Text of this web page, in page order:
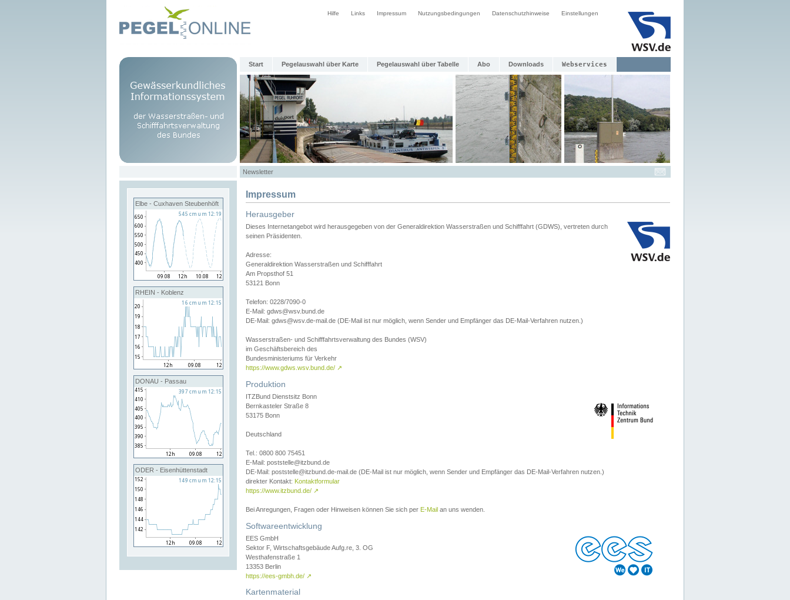
Hilfe Links Impressum Nutzungsbedingungen Datenschutzhinweise Einstellungen
Start Pegelauswahl über Karte Pegelauswahl über Tabelle Abo Downloads Webservices
Newsletter
Elbe - Cuxhaven Steubenhöft
RHEIN - Koblenz
DONAU - Passau
ODER - Eisenhüttenstadt
Impressum
Herausgeber
Dieses Internetangebot wird herausgegeben von der Generaldirektion Wasserstraßen und Schifffahrt (GDWS), vertreten durch
seinen Präsidenten.
Adresse:
Generaldirektion Wasserstraßen und Schifffahrt
Am Propsthof 51
53121 Bonn
Telefon: 0228/7090-0
E-Mail: gdws@wsv.bund.de
DE-Mail: gdws@wsv.de-mail.de (DE-Mail ist nur möglich, wenn Sender und Empfänger das DE-Mail-Verfahren nutzen.)
Wasserstraßen- und Schifffahrtsverwaltung des Bundes (WSV)
im Geschäftsbereich des
Bundesministeriums für Verkehr
https://www.gdws.wsv.bund.de/ ↗
Produktion
ITZBund Dienstsitz Bonn
Bernkasteler Straße 8
53175 Bonn
Deutschland
Tel.: 0800 800 75451
E-Mail: poststelle@itzbund.de
DE-Mail: poststelle@itzbund.de-mail.de (DE-Mail ist nur möglich, wenn Sender und Empfänger das DE-Mail-Verfahren nutzen.)
direkter Kontakt: Kontaktformular
https://www.itzbund.de/ ↗
Bei Anregungen, Fragen oder Hinweisen können Sie sich per E-Mail an uns wenden.
Softwareentwicklung
EES GmbH
Sektor F, Wirtschaftsgebäude Aufg.re, 3. OG
Westhafenstraße 1
13353 Berlin
https://ees-gmbh.de/ ↗
Kartenmaterial